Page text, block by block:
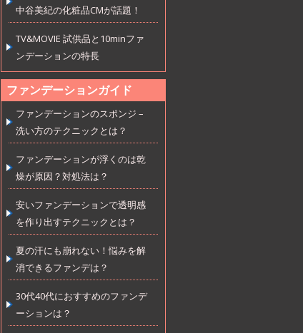
中谷美紀の化粧品CMが話題！
TV&MOVIE 試供品と10minファ
ンデーションの特長
ファンデーションガイド
ファンデーションのスポンジ –
洗い方のテクニックとは？
ファンデーションが浮くのは乾
燥が原因？対処法は？
安いファンデーションで透明感
を作り出すテクニックとは？
夏の汗にも崩れない！悩みを解
消できるファンデは？
30代40代におすすめのファンデ
ーションは？